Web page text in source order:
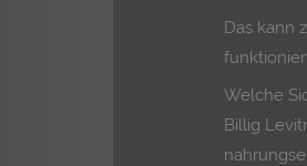
Das kann
Welche
Billig